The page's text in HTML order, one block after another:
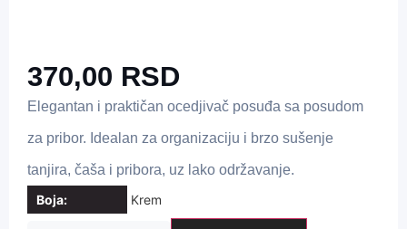
370,00 RSD
Elegantan i praktičan ocedjivač posuđa sa posudom
za pribor. Idealan za organizaciju i brzo sušenje
tanjira, čaša i pribora, uz lako održavanje.
Boja:
Krem